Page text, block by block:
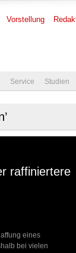
Vorstellung
Service Studien
raffiniertere
eines
bei vielen